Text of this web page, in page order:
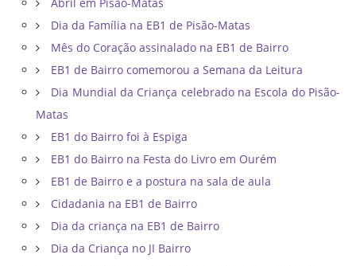
Abril em Pisão-Matas
Dia da Família na EB1 de Pisão-Matas
Mês do Coração assinalado na EB1 de Bairro
EB1 de Bairro comemorou a Semana da Leitura
Dia Mundial da Criança celebrado na Escola do Pisão-
Matas
EB1 do Bairro foi à Espiga
EB1 do Bairro na Festa do Livro em Ourém
EB1 de Bairro e a postura na sala de aula
Cidadania na EB1 de Bairro
Dia da criança na EB1 de Bairro
Dia da Criança no JI Bairro